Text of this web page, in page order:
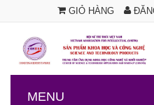
GIỎ HÀNG
MENU